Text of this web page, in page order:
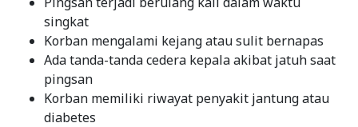
singkat
Korban mengalami kejang atau sulit bernapas
Ada tanda-tanda cedera kepala akibat jatuh saat
pingsan
Korban memiliki riwayat penyakit jantung atau
diabetes